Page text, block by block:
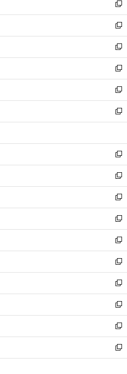
で
開
く
ド
ウ
で
開
く
ィ
ン
ド
ウ
で
開
く
い
ウ
ィ
ン
ド
ウ
で
開
く
新
し
い
ウ
ィ
ン
ド
ウ
で
開
く
新
し
い
ウ
ィ
ン
ド
ウ
で
開
新
し
い
ウ
ィ
ン
ド
ウ
開
く
新
し
い
ウ
ィ
ン
ウ
で
開
く
新
し
い
ウ
ン
ド
ウ
で
開
く
新
し
ウ
ィ
ン
ド
ウ
で
開
く
新
し
い
ウ
ィ
ン
ド
ウ
で
開
く
新
し
い
ウ
ィ
ン
ド
ウ
で
開
く
新
し
い
ウ
ィ
ン
ド
ウ
で
開
く
新
し
い
ウ
ィ
ン
ド
ウ
で
開
く
新
し
い
ウ
ィ
ン
ド
ウ
で
開
く
新
し
い
ウ
ィ
ン
ド
ウ
で
開
新
し
い
ウ
ィ
ン
ド
ウ
新
し
い
ウ
ィ
ン
新
し
い
ウ
新
し